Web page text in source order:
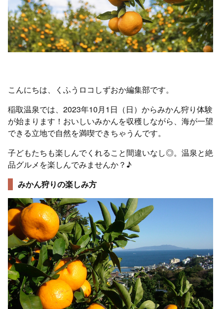
こんにちは、くふうロコしずおか編集部です。
稲取温泉では、2023年10月1日（日）からみかん狩り体験
が始まります！おいしいみかんを収穫しながら、海が一望
できる立地で自然を満喫できちゃうんです。
子どもたちも楽しんでくれること間違いなし◎。温泉と絶
品グルメを楽しんでみませんか？♪
みかん狩りの楽しみ方